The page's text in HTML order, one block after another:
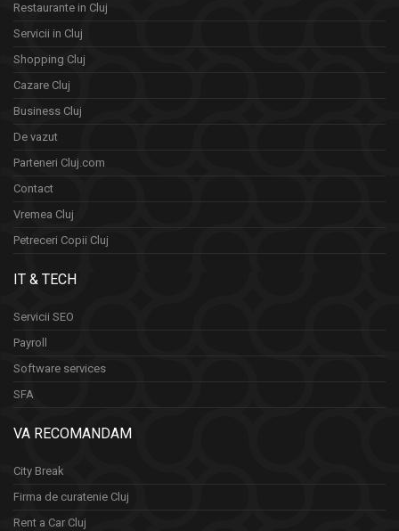
Restaurante in Cluj
Servicii in Cluj
Shopping Cluj
Cazare Cluj
Business Cluj
De vazut
Parteneri Cluj.com
Contact
Vremea Cluj
Petreceri Copii Cluj
IT & TECH
Servicii SEO
Payroll
Software services
SFA
VA RECOMANDAM
City Break
Firma de curatenie Cluj
Rent a Car Cluj